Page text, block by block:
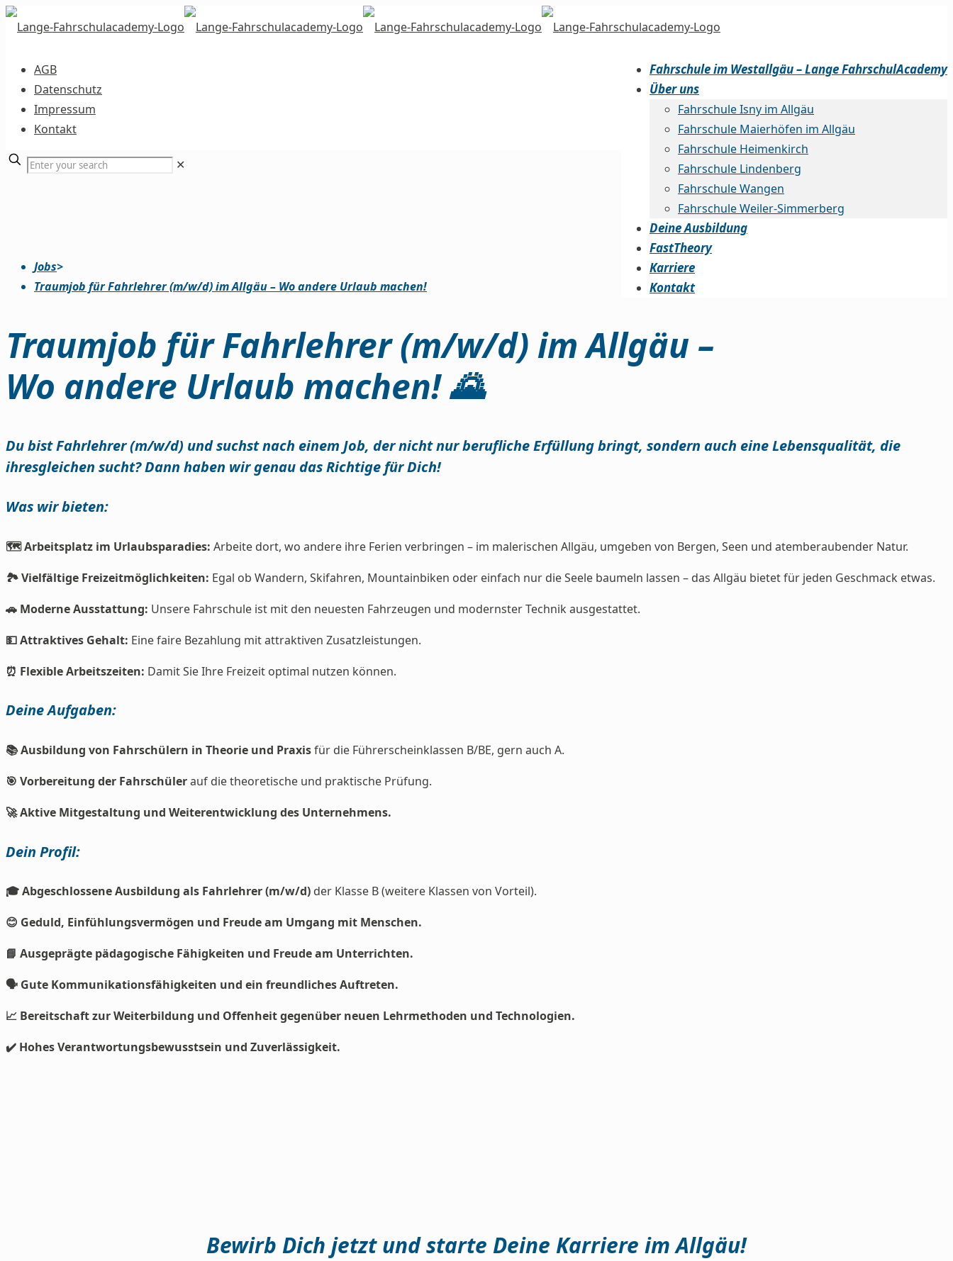
Fahrschule im Westallgäu – Lange FahrschulAcademy
Über uns
Fahrschule Isny im Allgäu
Fahrschule Maierhöfen im Allgäu
Fahrschule Heimenkirch
Fahrschule Lindenberg
Fahrschule Wangen
Fahrschule Weiler-Simmerberg
Deine Ausbildung
FastTheory
Karriere
Kontakt
AGB
Datenschutz
Impressum
Kontakt
✕
Jobs>
Traumjob für Fahrlehrer (m/w/d) im Allgäu – Wo andere Urlaub machen!
Traumjob für Fahrlehrer (m/w/d) im Allgäu –
Wo andere Urlaub machen! 🌄
Du bist Fahrlehrer (m/w/d) und suchst nach einem Job, der nicht nur berufliche Erfüllung bringt, sondern auch eine Lebensqualität, die
ihresgleichen sucht? Dann haben wir genau das Richtige für Dich!
Was wir bieten:
🗺️ Arbeitsplatz im Urlaubsparadies: Arbeite dort, wo andere ihre Ferien verbringen – im malerischen Allgäu, umgeben von Bergen, Seen und atemberaubender Natur.
🏞️ Vielfältige Freizeitmöglichkeiten: Egal ob Wandern, Skifahren, Mountainbiken oder einfach nur die Seele baumeln lassen – das Allgäu bietet für jeden Geschmack etwas.
🚗 Moderne Ausstattung: Unsere Fahrschule ist mit den neuesten Fahrzeugen und modernster Technik ausgestattet.
💵 Attraktives Gehalt: Eine faire Bezahlung mit attraktiven Zusatzleistungen.
⏰ Flexible Arbeitszeiten: Damit Sie Ihre Freizeit optimal nutzen können.
Deine Aufgaben:
📚 Ausbildung von Fahrschülern in Theorie und Praxisfür die Führerscheinklassen B/BE, gern auch A.
🎯 Vorbereitung der Fahrschülerauf die theoretische und praktische Prüfung.
🚀 Aktive Mitgestaltung und Weiterentwicklung des Unternehmens.
Dein Profil:
🎓 Abgeschlossene Ausbildung als Fahrlehrer (m/w/d) der Klasse B (weitere Klassen von Vorteil).
😊 Geduld, Einfühlungsvermögen und Freude am Umgang mit Menschen.
📘 Ausgeprägte pädagogische Fähigkeiten und Freude am Unterrichten.
🗣️ Gute Kommunikationsfähigkeiten und ein freundliches Auftreten.
📈 Bereitschaft zur Weiterbildung und Offenheit gegenüber neuen Lehrmethoden und Technologien.
✔️ Hohes Verantwortungsbewusstsein und Zuverlässigkeit.
Bewirb Dich jetzt und starte Deine Karriere im Allgäu!